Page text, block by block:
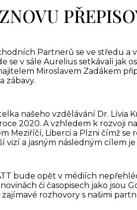
Partnerů se ve středu a
se v sále Aurelius setkávali jak
Miroslavem Zadákem
zábavy.
našeho vzdělávání Dr.
2020. A vzhledem k rozvoji
Meziříčí, Liberci a Plzni čímž
vizí a jasným následným cílem
bude opět v médiích
či časopisech jako jsou
zajímavé rozhovory s našimi